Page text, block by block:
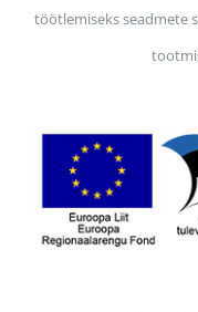
töötlemiseks seadmete